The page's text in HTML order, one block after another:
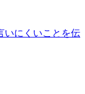
いにくいことを伝